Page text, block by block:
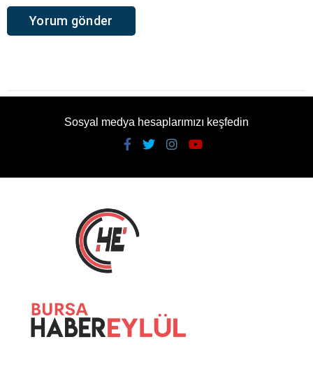
Sosyal medya hesaplarımızı keşfedin